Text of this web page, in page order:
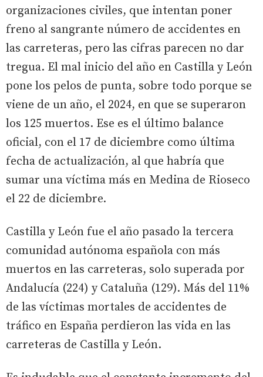
organizaciones civiles, que intentan poner
freno al sangrante número de accidentes en
las carreteras, pero las cifras parecen no dar
tregua. El mal inicio del año en Castilla y León
pone los pelos de punta, sobre todo porque se
viene de un año, el 2024, en que se superaron
los 125 muertos. Ese es el último balance
oficial, con el 17 de diciembre como última
fecha de actualización, al que habría que
sumar una víctima más en Medina de Rioseco
el 22 de diciembre.
Castilla y León fue el año pasado la tercera
comunidad autónoma española con más
muertos en las carreteras, solo superada por
Andalucía (224) y Cataluña (129). Más del 11%
de las víctimas mortales de accidentes de
tráfico en España perdieron las vida en las
carreteras de Castilla y León.